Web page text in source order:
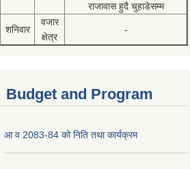
राजावास हुदै चुहाडेसम्म
शनिवार
वजार
क्षेत्र
-
Budget and Program
आ व 2083-84 को निति तथा कार्यक्रम